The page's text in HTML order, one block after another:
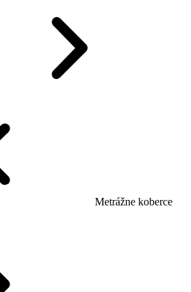
Metrážne koberce